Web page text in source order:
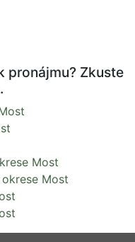
pronájmu? Zkuste
Most
Most